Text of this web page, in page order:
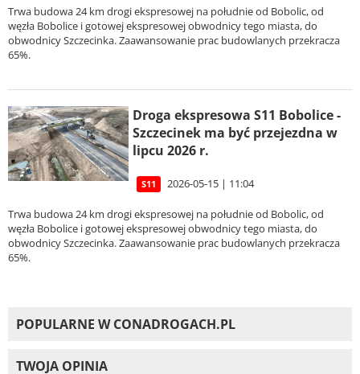
Trwa budowa 24 km drogi ekspresowej na południe od Bobolic, od
węzła Bobolice i gotowej ekspresowej obwodnicy tego miasta, do
obwodnicy Szczecinka. Zaawansowanie prac budowlanych przekracza
65%.
Droga ekspresowa S11 Bobolice -
Szczecinek ma być przejezdna w
lipcu 2026 r.
S11 2026-05-15 | 11:04
Trwa budowa 24 km drogi ekspresowej na południe od Bobolic, od
węzła Bobolice i gotowej ekspresowej obwodnicy tego miasta, do
obwodnicy Szczecinka. Zaawansowanie prac budowlanych przekracza
65%.
POPULARNE W CONADROGACH.PL
TWOJA OPINIA